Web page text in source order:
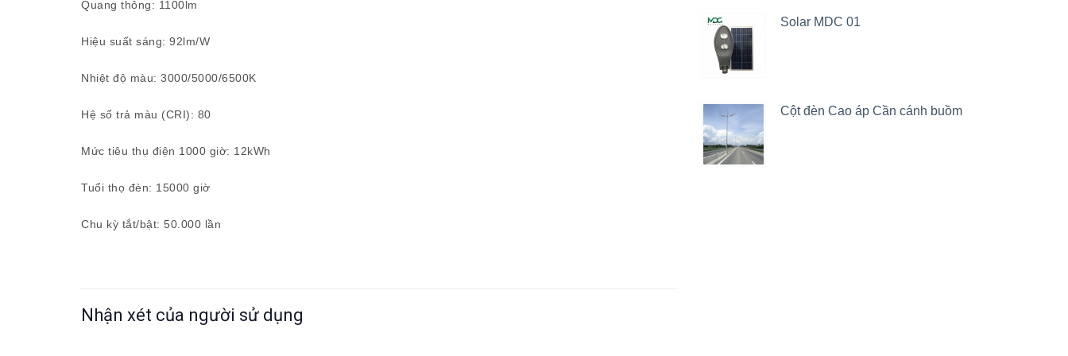
Quang thông: 1100lm
Hiệu suất sáng: 92lm/W
Nhiệt độ màu: 3000/5000/6500K
Hệ số trả màu (CRI): 80
Mức tiêu thụ điện 1000 giờ: 12kWh
Tuổi thọ đèn: 15000 giờ
Chu kỳ tắt/bật: 50.000 lần
Nhận xét của người sử dụng
Solar MDC 01
Cột đèn Cao áp Cần cánh buồm